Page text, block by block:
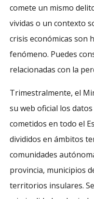
comete un mismo
vividas o un contexto
crisis económicas son
fenómeno. Puedes
relacionadas con la
Trimestralmente, el
su web oficial los
cometidos en todo el
divididos en ámbitos
comunidades
provincia, municipios
territorios insulares.